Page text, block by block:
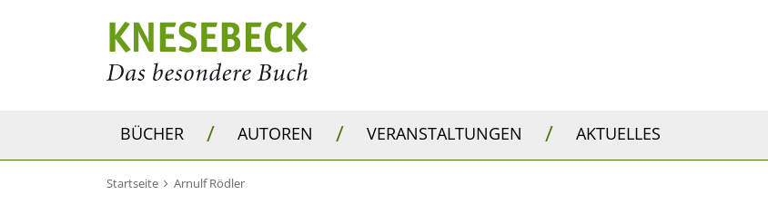
BÜCHER / AUTOREN / VERANSTALTUNGEN / AKTUELLES
Startseite Arnulf Rödler